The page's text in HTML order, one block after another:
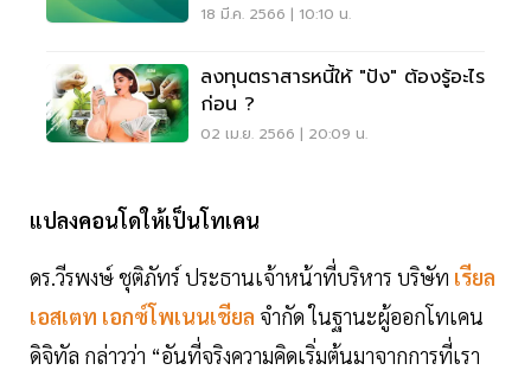
18 มี.ค. 2566 | 10:10 น.
ลงทุนตราสารหนี้ให้ "ปัง" ต้องรู้อะไร
ก่อน ?
02 เม.ย. 2566 | 20:09 น.
แปลงคอนโดให้เป็นโทเคน
ดร.วีรพงษ์ ชุติภัทร์ ประธานเจ้าหน้าที่บริหาร บริษัท เรียล
เอสเตท เอกซ์โพเนนเชียล จำกัด ในฐานะผู้ออกโทเคน
ดิจิทัล กล่าวว่า “อันที่จริงความคิดเริ่มต้นมาจากการที่เรา